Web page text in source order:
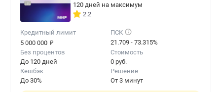
120 дней на максимум
2.2
Кредитный лимит
5 000 000 ₽
ПСК
21.709 - 73.315%
Без процентов
До 120 дней
Стоимость
0 руб.
Кешбэк
До 30%
Решение
От 3 минут